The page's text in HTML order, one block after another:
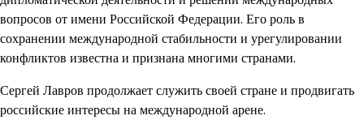
вопросов от имени Российской Федерации. Его роль в
сохранении международной стабильности и урегулировании
конфликтов известна и признана многими странами.
Сергей Лавров продолжает служить своей стране и продвигать
российские интересы на международной арене.